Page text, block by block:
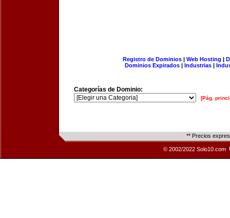
Registro de Dominios| Web Hosting |
Dominios Expirados | Industrias |
Categorías de Dominio:
[Pág.
** Precios
© 2002/2022 Solo10.com